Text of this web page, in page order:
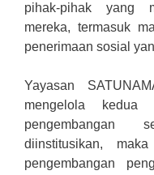
pihak-pihak yang
mereka, termasuk
penerimaan sosial
Yayasan
mengelola
pengembangan
diinstitusikan,
pengembangan